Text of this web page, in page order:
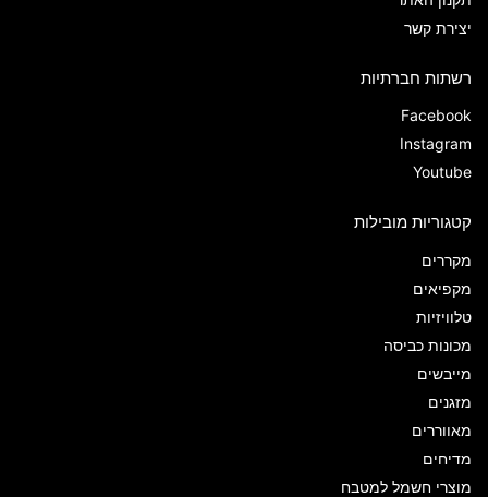
יצירת קשר
רשתות חברתיות
Facebook
Instagram
Youtube
קטגוריות מובילות
מקררים
מקפיאים
טלוויזיות
מכונות כביסה
מייבשים
מזגנים
מאווררים
מדיחים
מוצרי חשמל למטבח